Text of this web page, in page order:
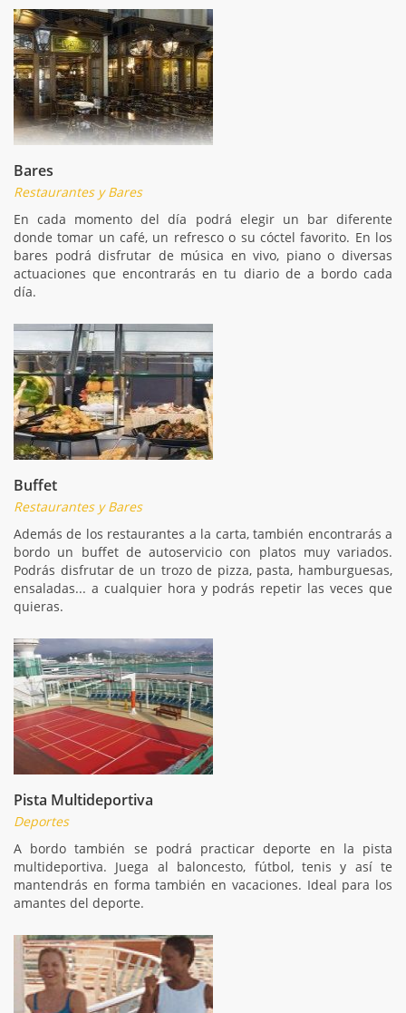
Bares
Restaurantes y Bares
En cada momento del día podrá elegir un bar diferente
donde tomar un café, un refresco o su cóctel favorito. En los
bares podrá disfrutar de música en vivo, piano o diversas
actuaciones que encontrarás en tu diario de a bordo cada
día.
Buffet
Restaurantes y Bares
Además de los restaurantes a la carta, también encontrarás a
bordo un buffet de autoservicio con platos muy variados.
Podrás disfrutar de un trozo de pizza, pasta, hamburguesas,
ensaladas... a cualquier hora y podrás repetir las veces que
quieras.
Pista Multideportiva
Deportes
A bordo también se podrá practicar deporte en la pista
multideportiva. Juega al baloncesto, fútbol, tenis y así te
mantendrás en forma también en vacaciones. Ideal para los
amantes del deporte.